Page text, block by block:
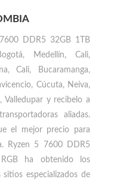
DDR5 32GB 1TB
Medellín, Cali,
Cali, Bucaramanga,
Cúcuta, Neiva,
Valledupar y recibelo a
aliadas.
el mejor precio para
.
Ryzen 5 7600 DDR5
ha obtenido los
especializados de